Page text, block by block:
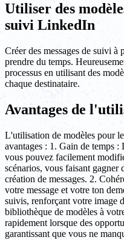
Utiliser des
suivi LinkedIn
Créer des messages de suivi
prendre du temps.
processus en utilisant des
chaque destinataire.
Avantages de
L'utilisation de modèles pour
avantages : 1. Gain de temps :
vous pouvez facilement
scénarios, vous faisant gagner
création de messages. 2.
votre message et votre ton
suivis, renforçant votre image
bibliothèque de modèles à
rapidement lorsque des
garantissant que vous ne